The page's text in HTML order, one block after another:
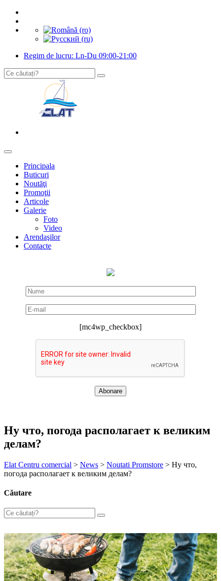
Regim de lucru: Ln-Du 09:00-21:00
Principala
Buticuri
Noutăţi
Promoţii
Articole
Galerie
Foto
Video
Arendaşilor
Contacte
[mc4wp_checkbox]
Ну что, погода располагает к великим
делам?
Elat Centru comercial > News > Noutati Promstore > Ну что,
погода располагает к великим делам?
Căutare